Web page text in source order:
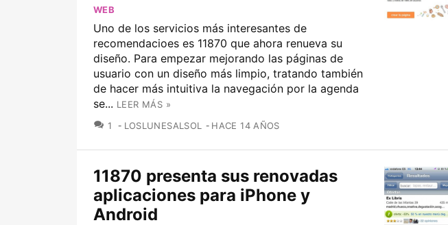
WEB
Uno de los servicios más interesantes de
recomendacioes es 11870 que ahora renueva su
diseño. Para empezar mejorando las páginas de
usuario con un diseño más limpio, tratando también
de hacer más intuitiva la navegación por la agenda
se... LEER MÁS »
1
COMENTARIOS
LOSLUNESALSOL HACE 14 AÑOS
11870 presenta sus renovadas
aplicaciones para iPhone y
Android